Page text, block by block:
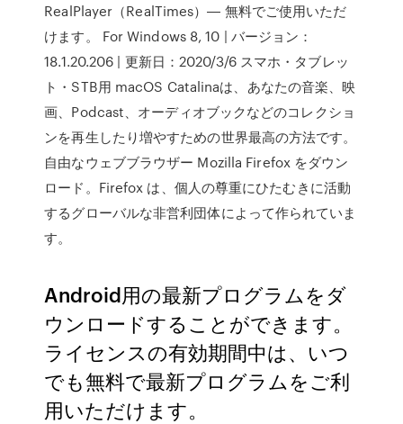
RealPlayer（RealTimes）― 無料でご使用いただ
けます。 For Windows 8, 10 | バージョン：
18.1.20.206 | 更新日：2020/3/6 スマホ・タブレッ
ト・STB用 macOS Catalinaは、あなたの音楽、映
画、Podcast、オーディオブックなどのコレクショ
ンを再生したり増やすための世界最高の方法です。
自由なウェブブラウザー Mozilla Firefox をダウン
ロード。Firefox は、個人の尊重にひたむきに活動
するグローバルな非営利団体によって作られていま
す。
Android用の最新プログラムをダ
ウンロードすることができます。
ライセンスの有効期間中は、いつ
でも無料で最新プログラムをご利
用いただけます。